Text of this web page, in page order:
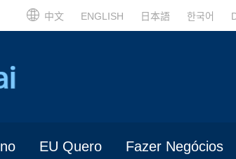
中文 ENGLISH 日本語 한국어
EU Quero Fazer Negócios